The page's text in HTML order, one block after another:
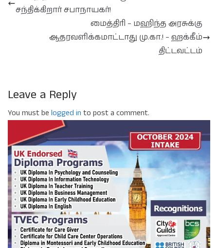
சந்திக்கிறார் சபாநாயகர்!
மைத்திரி – மஹிந்த அரசுக்கு
ஆதரவளிக்கமாட்டாது மு.கா.! – ஹக்கீம்
திட்டவட்டம்
Leave a Reply
You must be logged in to post a comment.